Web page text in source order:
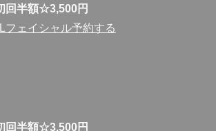
回半額☆3,500円
ェイシャル予約する
回半額☆3,500円